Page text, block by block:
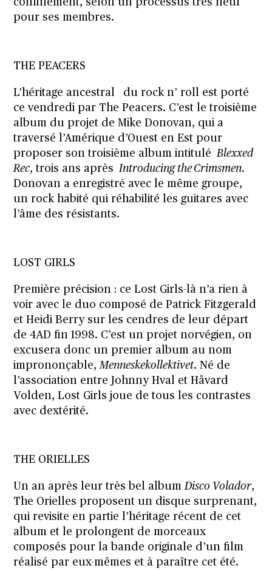
confinement, selon un processus très neuf
pour ses membres.
THE PEACERS
L’héritage ancestral du rock n’ roll est porté
ce vendredi par The Peacers. C’est le troisième
album du projet de Mike Donovan, qui a
traversé l’Amérique d’Ouest en Est pour
proposer son troisième album intituléBlexxed
Rec, trois ans aprèsIntroducing the Crimsmen.
Donovan a enregistré avec le même groupe,
un rock habité qui réhabilité les guitares avec
l’âme des résistants.
LOST GIRLS
Première précision : ce Lost Girls-là n’a rien à
voir avec le duo composé de Patrick Fitzgerald
et Heidi Berry sur les cendres de leur départ
de 4AD fin 1998. C’est un projet norvégien, on
excusera donc un premier album au nom
imprononçable,Menneskekollektivet. Né de
l’association entre Johnny Hval et Håvard
Volden, Lost Girls joue de tous les contrastes
avec dextérité.
THE ORIELLES
Un an après leur très bel albumDisco Volador,
The Orielles proposent un disque surprenant,
qui revisite en partie l’héritage récent de cet
album et le prolongent de morceaux
composés pour la bande originale d’un film
réalisé par eux-mêmes et à paraître cet été.